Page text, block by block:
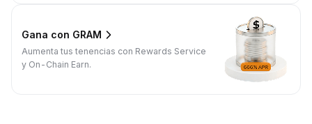
Gana con GRAM
Aumenta tus tenencias con Rewards Service
y On-Chain Earn.